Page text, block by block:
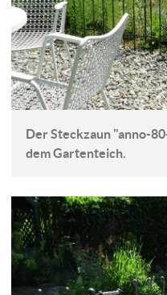
Der Steckzaun "anno-
dem Gartenteich.